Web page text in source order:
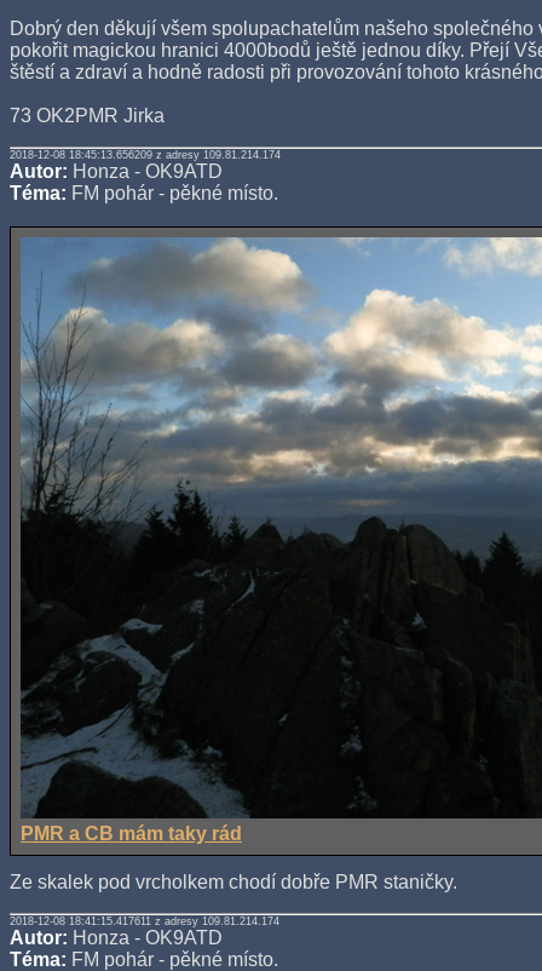
Dobrý den děkují všem spolupachatelům našeho
pokořit magickou hranici 4000bodů ještě jednou díky. Přejí
štěstí a zdraví a hodně radosti při provozování tohoto
73 OK2PMR Jirka
2018-12-08 18:45:13.656209 z adresy 109.81.214.174
Autor: Honza - OK9ATD
Téma: FM pohár - pěkné místo.
PMR a CB mám taky rád
Ze skalek pod vrcholkem chodí dobře PMR staničky.
2018-12-08 18:41:15.417611 z adresy 109.81.214.174
Autor: Honza - OK9ATD
Téma: FM pohár - pěkné místo.